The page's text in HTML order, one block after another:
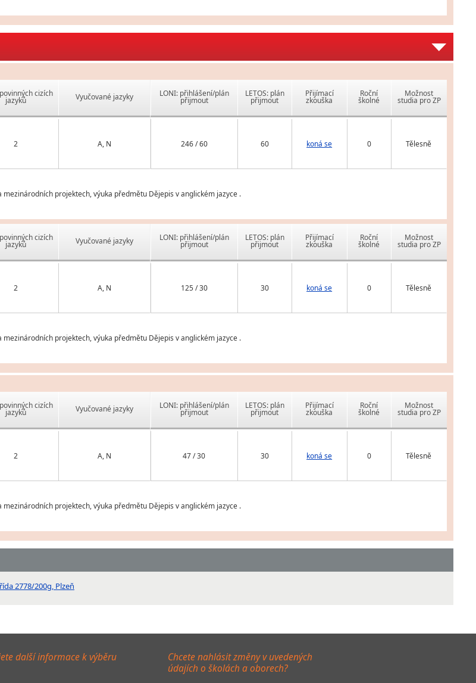
cizích
jazyků Vyučované jazyky
2 A, N
LONI: přihlášení/plán
přijmout
LETOS: plán
přijmout
Přijímací
zkouška
Roční
školné
Možnost
studia pro ZP
246 / 60 60 koná se 0 Tělesně
projektech, výuka předmětu Dějepis v anglickém jazyce .
cizích
jazyků Vyučované jazyky
2 A, N
LONI: přihlášení/plán
přijmout
LETOS: plán
přijmout
Přijímací
zkouška
Roční
školné
Možnost
studia pro ZP
125 / 30 30 koná se 0 Tělesně
projektech, výuka předmětu Dějepis v anglickém jazyce .
cizích
jazyků Vyučované jazyky
2 A, N
LONI: přihlášení/plán
přijmout
LETOS: plán
přijmout
Přijímací
zkouška
Roční
školné
Možnost
studia pro ZP
47 / 30 30 koná se 0 Tělesně
projektech, výuka předmětu Dějepis v anglickém jazyce .
2778/200g, Plzeň
další informace k výběru
Chcete nahlásit změny v uvedených
údajích o školách a oborech?